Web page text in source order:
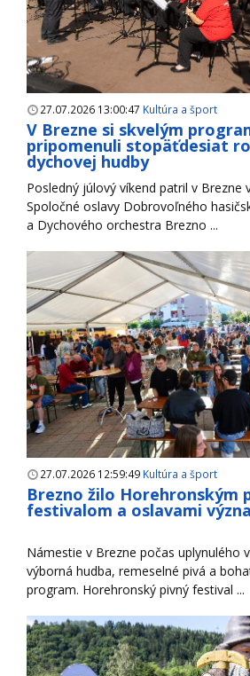
27.07.2026 13:00:47 Kultúra a šport
V Brezne si skvelým
pripomenuli stopäťdesiat
dychovej hudby
Posledný júlový víkend patril v Brezne
Spoločné oslavy Dobrovoľného
a Dychového orchestra Brezno ...
27.07.2026 12:59:49 Kultúra a šport
Brezno žilo Horehronským
festivalom a oslavami
Námestie v Brezne počas uplynulého
výborná hudba, remeselné pivá a
program. Horehronský pivný festival ...